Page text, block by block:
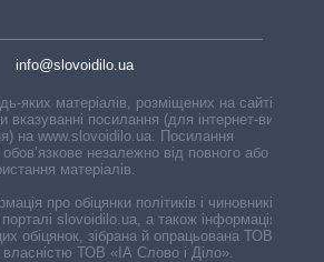
info@slovoidilo.ua
яких матеріалів, розміщених на сайті,
вказуванні посилання (для інтернет-видань
на www.slovoidilo.ua. Посилання
обов’язкове незалежно від повного або
матеріалів.
про обіцянки політиків і чиновників,
slovoidilo.ua, а також інформація про
обіцянок, зібрана й опрацьована ТОВ «ІА
власністю ТОВ «ІА Слово і Діло».